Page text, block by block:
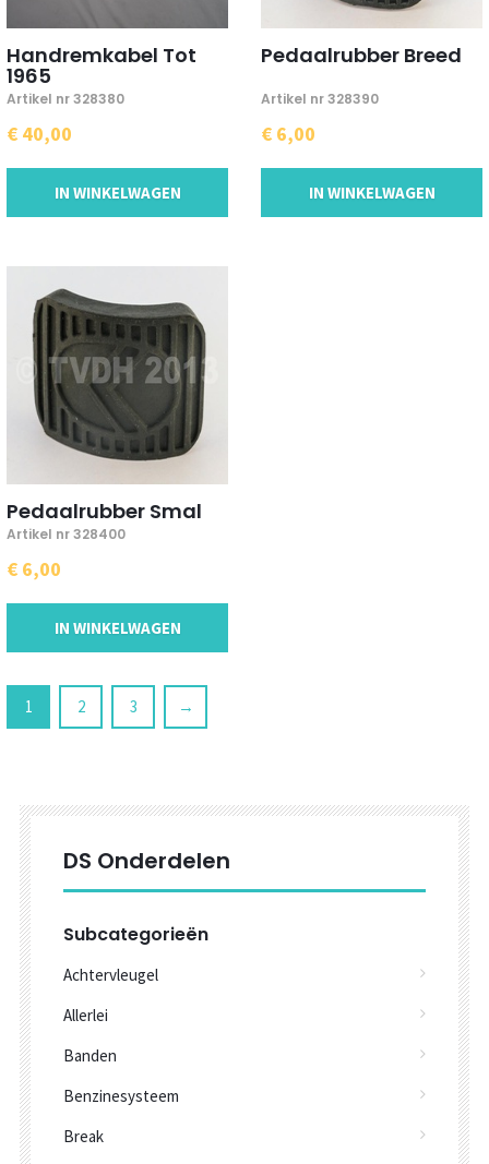
Handremkabel Tot
1965
Artikel nr 328380
€ 40,00
IN WINKELWAGEN
Pedaalrubber Breed
Artikel nr 328390
€ 6,00
IN WINKELWAGEN
Pedaalrubber Smal
Artikel nr 328400
€ 6,00
IN WINKELWAGEN
1 2 3 →
DS Onderdelen
Subcategorieën
Achtervleugel
Allerlei
Banden
Benzinesysteem
Break